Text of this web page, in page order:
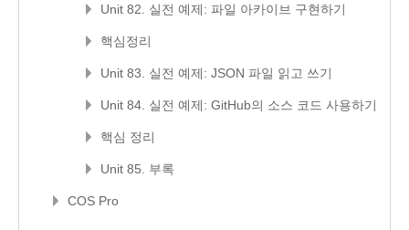
Unit 82. 실전 예제: 파일 아카이브 구현하기
핵심정리
Unit 83. 실전 예제: JSON 파일 읽고 쓰기
Unit 84. 실전 예제: GitHub의 소스 코드 사용하기
핵심 정리
Unit 85. 부록
COS Pro